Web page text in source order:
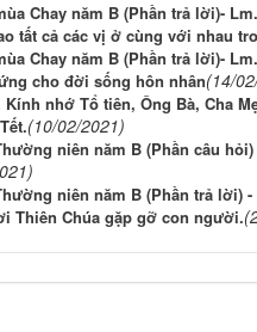
Chay năm B (Phần trả lời)-
tất cả các vị ở cùng với nhau
Chay năm B (Phần trả lời)-
cho đời sống hôn nhân(14/
nhớ Tổ tiên, Ông Bà, Cha
(10/02/2021)
niên năm B (Phần câu
niên năm B (Phần trả lời)
Thiên Chúa gặp gỡ con người.